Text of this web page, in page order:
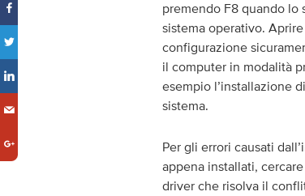
premendo F8 quando lo
sistema operativo.
configurazione
il computer in modalità
esempio l’installazione
sistema.
Per gli errori causati
appena installati,
driver che risolva il